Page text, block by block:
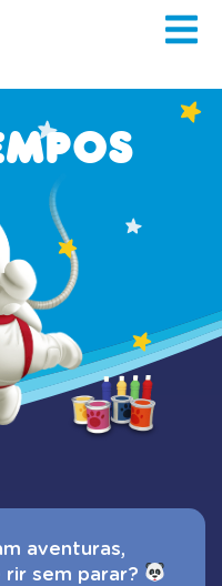
aventuras,
sem parar?